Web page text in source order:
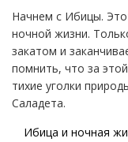
Начнем с Ибицы.
ночной жизни.
закатом и
помнить, что за
тихие уголки
Саладета.
Ибица и ночная